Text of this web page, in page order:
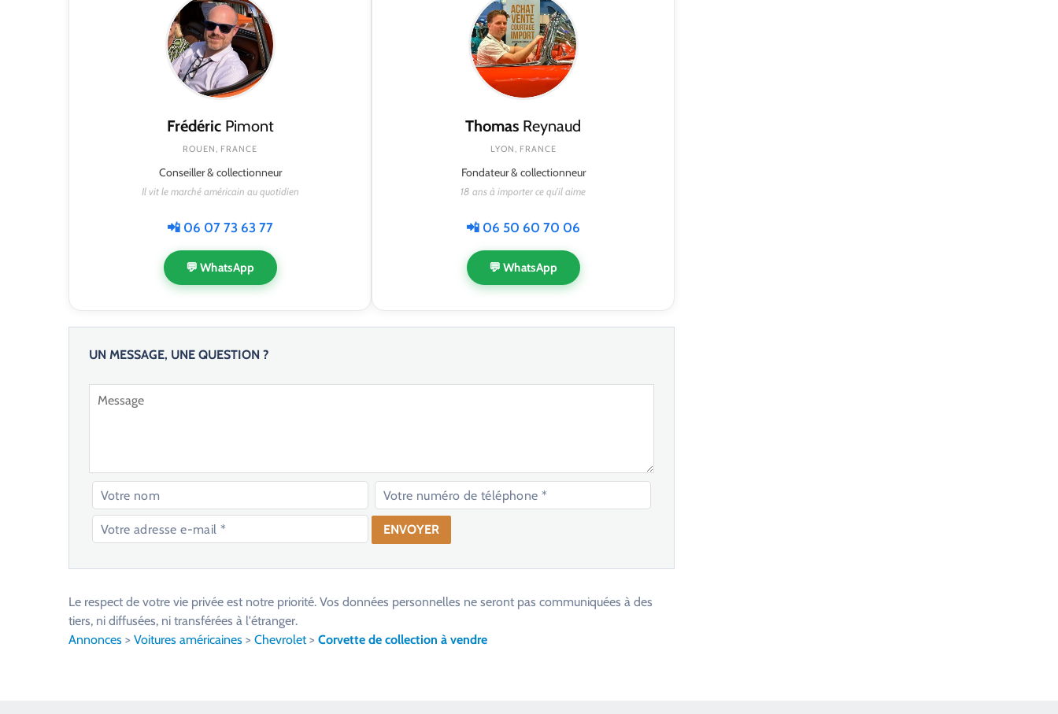
FrédéricPimont
ROUEN, FRANCE
Conseiller & collectionneur
Il vit le marché américain au quotidien
📲 06 07 73 63 77
💬 WhatsApp
Thomas Reynaud
LYON, FRANCE
Fondateur & collectionneur
18 ans à importer ce qu'il aime
📲 06 50 60 70 06
💬 WhatsApp
UN MESSAGE, UNE QUESTION ?
l
Le respect de votre vie privée est notre priorité. Vos données personnelles ne seront pas communiquées à des
tiers, ni diffusées, ni transférées à l'étranger.
Annonces > Voitures américaines > Chevrolet> Corvette de collection à vendre